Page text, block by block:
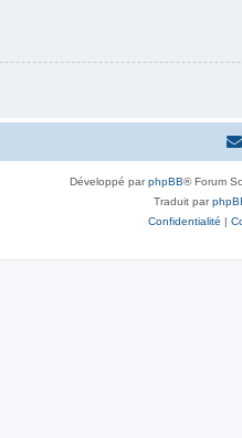
Développé parphpBB® Forum
Traduit par
Confidentialité |